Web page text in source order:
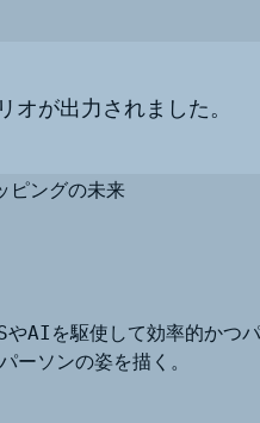
が出力されました。
ピングの未来
AIを駆使して効率的かつ
ーソンの姿を描く。